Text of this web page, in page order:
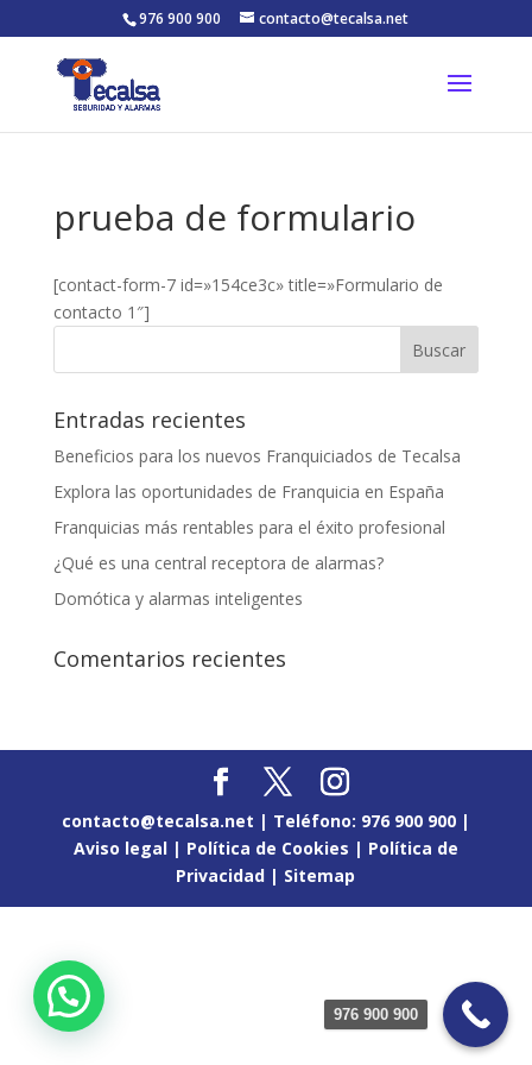
976 900 900 contacto@tecalsa.net
prueba de formulario
[contact-form-7 id=»154ce3c» title=»Formulario de
contacto 1″]
Entradas recientes
Beneficios para los nuevos Franquiciados de Tecalsa
Explora las oportunidades de Franquicia en España
Franquicias más rentables para el éxito profesional
¿Qué es una central receptora de alarmas?
Domótica y alarmas inteligentes
Comentarios recientes
contacto@tecalsa.net | Teléfono: 976 900 900 |
Aviso legal | Política de Cookies | Política de
Privacidad | Sitemap
976 900 900